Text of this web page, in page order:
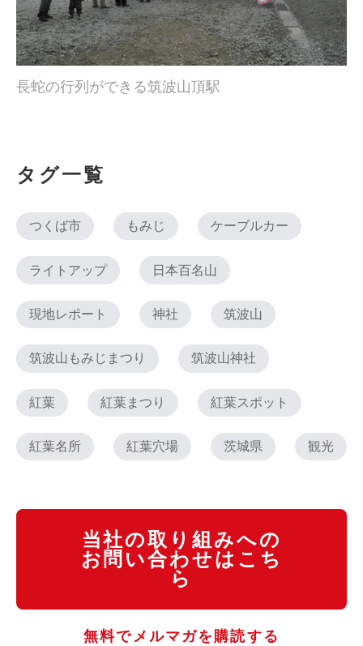
長蛇の行列ができる筑波山頂駅
タグ一覧
つくば市 もみじ ケーブルカー
ライトアップ 日本百名山
現地レポート 神社 筑波山
筑波山もみじまつり 筑波山神社
紅葉 紅葉まつり 紅葉スポット
紅葉名所 紅葉穴場 茨城県 観光
当社の取り組みへの
お問い合わせはこち
ら
無料でメルマガを購読する